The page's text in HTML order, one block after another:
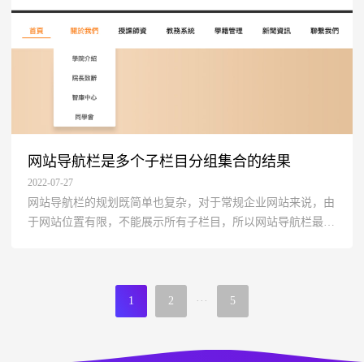
网站导航栏是多个子栏目分组集合的结果
2022-07-27
网站导航栏的规划既简单也复杂，对于常规企业网站来说，由
于网站位置有限，不能展示所有子栏目，所以网站导航栏最终
1 2 ··· 5